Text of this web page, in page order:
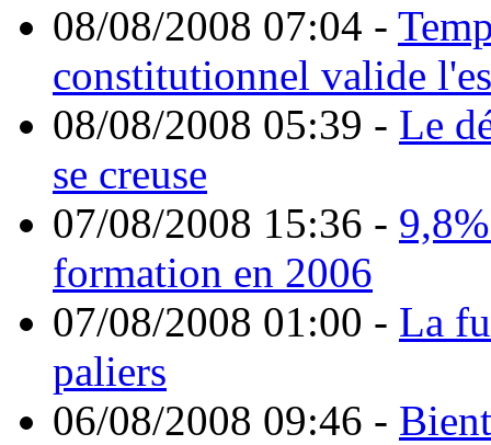
08/08/2008 07:04 -
constitutionnel valide
08/08/2008 05:39 - Le
se creuse
07/08/2008 15:36 -
formation en 2006
07/08/2008 01:00 - La
paliers
06/08/2008 09:46 -